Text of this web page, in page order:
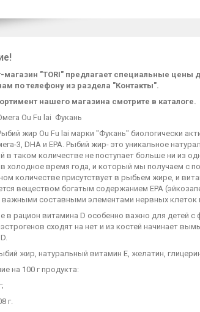
магазин "TORI" предлагает специальные
по телефону из раздела "Контакты".
нашего магазина смотрите в каталоге.
Ou Fu lai Фукань
жир Ou Fu lai марки "Фукань" биологически
3, DHA и EPA. Рыбий жир- это уникальное
в таком количестве не поступает больше ни из
холодное время года, и который мы получаем с
количестве присутствует в рыбьем жире, и
веществом богатым содержанием EPA
составными элементами нервных клеток
в рацион витамина D особенно важно для детей
сходят на нет и из костей начинает
жир, натуральный витамин Е, желатин,
на 100 г продукта:
г.